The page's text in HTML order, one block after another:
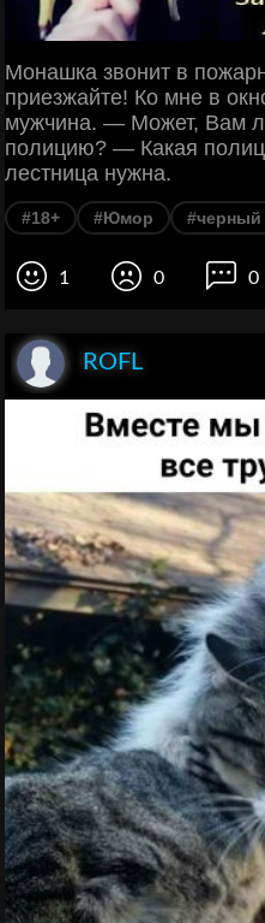
Монашка звонит в
приезжайте! Ко мне в
мужчина. — Может, Вам
полицию? — Какая
лестница нужна.
#18+ #Юмор
1 0 0
ROFL